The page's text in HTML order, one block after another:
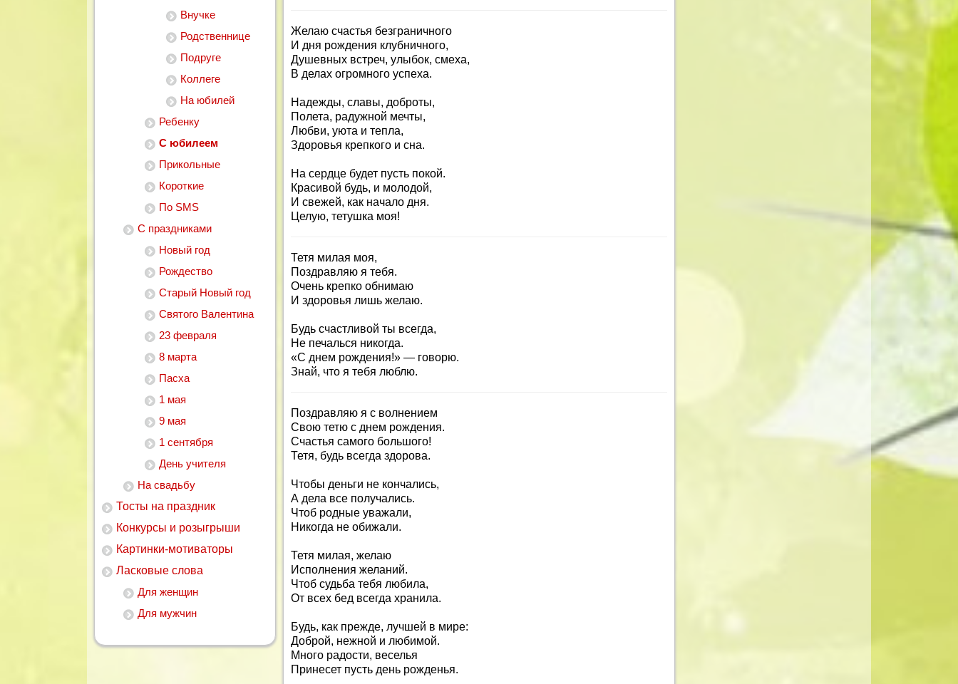
Внучке
Родственнице
Подруге
Коллеге
На юбилей
Ребенку
С юбилеем
Прикольные
Короткие
По SMS
С праздниками
Новый год
Рождество
Старый Новый год
Святого Валентина
23 февраля
8 марта
Пасха
1 мая
9 мая
1 сентября
День учителя
На свадьбу
Тосты на праздник
Конкурсы и розыгрыши
Картинки-мотиваторы
Ласковые слова
Для женщин
Для мужчин
Желаю счастья безграничного
И дня рождения клубничного,
Душевных встреч, улыбок, смеха,
В делах огромного успеха.
Надежды, славы, доброты,
Полета, радужной мечты,
Любви, уюта и тепла,
Здоровья крепкого и сна.
На сердце будет пусть покой.
Красивой будь, и молодой,
И свежей, как начало дня.
Целую, тетушка моя!
Тетя милая моя,
Поздравляю я тебя.
Очень крепко обнимаю
И здоровья лишь желаю.
Будь счастливой ты всегда,
Не печалься никогда.
«С днем рождения!» — говорю.
Знай, что я тебя люблю.
Поздравляю я с волнением
Свою тетю с днем рождения.
Счастья самого большого!
Тетя, будь всегда здорова.
Чтобы деньги не кончались,
А дела все получались.
Чтоб родные уважали,
Никогда не обижали.
Тетя милая, желаю
Исполнения желаний.
Чтоб судьба тебя любила,
От всех бед всегда хранила.
Будь, как прежде, лучшей в мире:
Доброй, нежной и любимой.
Много радости, веселья
Принесет пусть день рожденья.